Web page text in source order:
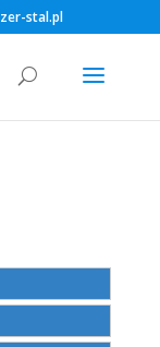
functions.php
stal.pl